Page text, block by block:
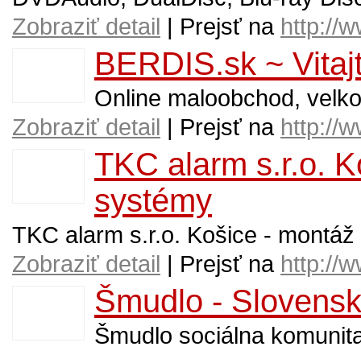
Zobraziť detail | Prejsť na http://
BERDIS.sk ~
Online maloobchod,
Zobraziť detail | Prejsť na http://
TKC alarm s.r.o.
systémy
TKC alarm s.r.o. Košice -
Zobraziť detail | Prejsť na http://
Šmudlo -
Šmudlo sociálna